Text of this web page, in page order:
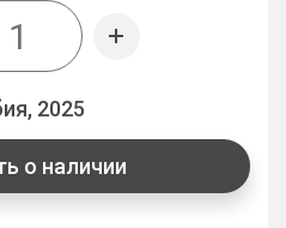
2025
о наличии